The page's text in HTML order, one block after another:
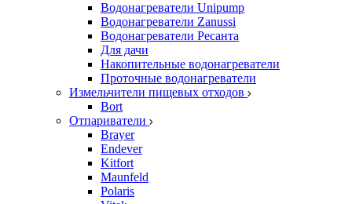
Водонагреватели Unipump
Водонагреватели Zanussi
Водонагреватели Ресанта
Для дачи
Накопительные водонагреватели
Проточные водонагреватели
Измельчители пищевых отходов
Bort
Отпариватели
Brayer
Endever
Kitfort
Maunfeld
Polaris